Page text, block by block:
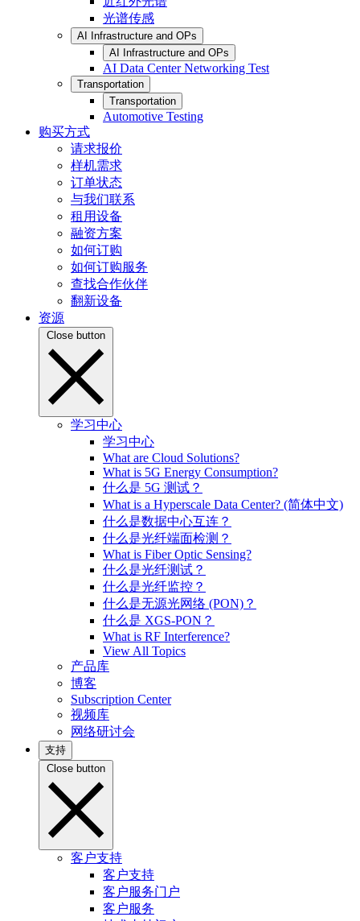
光谱传感
AI Infrastructure and OPs
AI Infrastructure and OPs
AI Data Center Networking Test
Transportation
Transportation
Automotive Testing
购买方式
请求报价
样机需求
订单状态
与我们联系
租用设备
融资方案
如何订购
如何订购服务
查找合作伙伴
翻新设备
资源
Close button
学习中心
学习中心
What are Cloud Solutions?
What is 5G Energy Consumption?
什么是 5G 测试？
What is a Hyperscale Data Center? (简体中文)
什么是数据中心互连？
什么是光纤端面检测？
What is Fiber Optic Sensing?
什么是光纤测试？
什么是光纤监控？
什么是无源光网络 (PON)？
什么是 XGS-PON？
What is RF Interference?
View All Topics
产品库
博客
Subscription Center
视频库
网络研讨会
支持
Close button
客户支持
客户支持
客户服务门户
客户服务